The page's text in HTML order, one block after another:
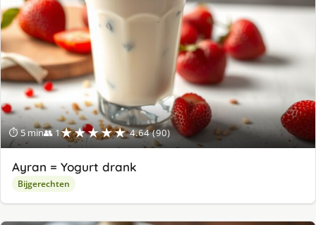
⏱ 5 min👥 1★★★★★ 4.64 (90)
Ayran = Yogurt drank
Bijgerechten